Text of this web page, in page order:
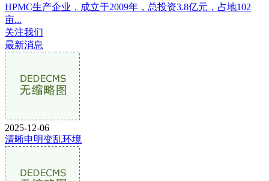
HPMC生产企业，成立于2009年，总投资3.8亿元，占地102
亩...
关注我们
最新消息
2025-12-06
清晰申明变乱环境